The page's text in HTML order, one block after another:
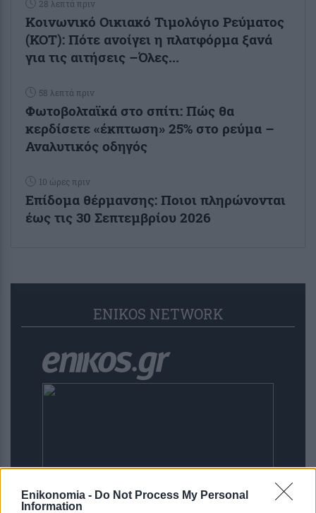
Enikonomia - Do Not Process My Personal
Information
28 λεπτά πριν
Κοινωνικό Οικιακό Τιμολόγιο Ρεύματος
(ΚΟΤ): Πότε ανοίγει η πλατφόρμα ξανά
για τις αιτήσεις –Όλες...
58 λεπτά πριν
Φωτοβολταϊκά στο σπίτι: Πώς θα
κερδίσετε «έκπτωση» 25% στο ρεύμα –
Αναλυτικός οδηγός
10 ώρες πριν
Επίδομα θέρμανσης: Ποιοι πληρώνονται
έως τις 30 Σεπτεμβρίου 2026
ENIKOS NETWORK